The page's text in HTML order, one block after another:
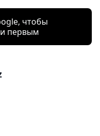
чтобы
первым